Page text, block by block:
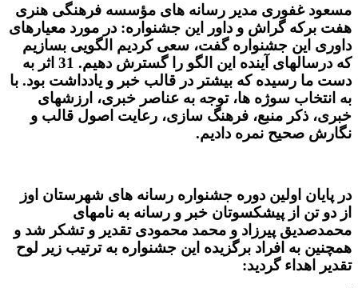
مسعود غفوری مدیر رسانه های مؤسسه فرهنگی هنری
هفت برکه گراش و داور این جشنواره: در مورد معیارهای
داوری این جشنواره گفت، سعی کردیم الگویی بسازیم
که درسالهای آینده این الگو را گسترش دهیم. 31 اثر به
دست ما رسیده که بیشتر در قالب خبر و یادداشت بود. با
به انتخاب سوژه ها، توجه به عناصر خبری، ارزشهای
خبری، ذکر منبع، فرهنگ سازی، رعایت اصول قالب و
نگارش صحیح نمره دادیم.
در پایان اولین دوره جشنواره رسانه های شهرستان اوز
از دو تن از پیشکسوتان خبر و رسانه به نامهای
محمدصدیق پیرزاد و محمد محمودی تقدیر و تشکر شد و
همچنین به افراد برگزیده این جشنواره به ترتیب زیر لوح
تقدیر اهداء گردید: